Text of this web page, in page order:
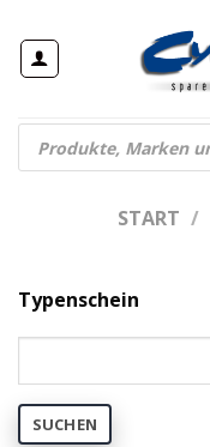
Inhalt
springen
Products
search
START /
Typenschein
SUCHEN